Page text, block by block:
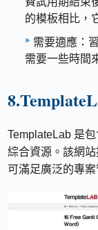
的模板相比，
需要適應：
需要一些時間
TemplateLab 是
綜合資源。該網
可滿足廣泛的專